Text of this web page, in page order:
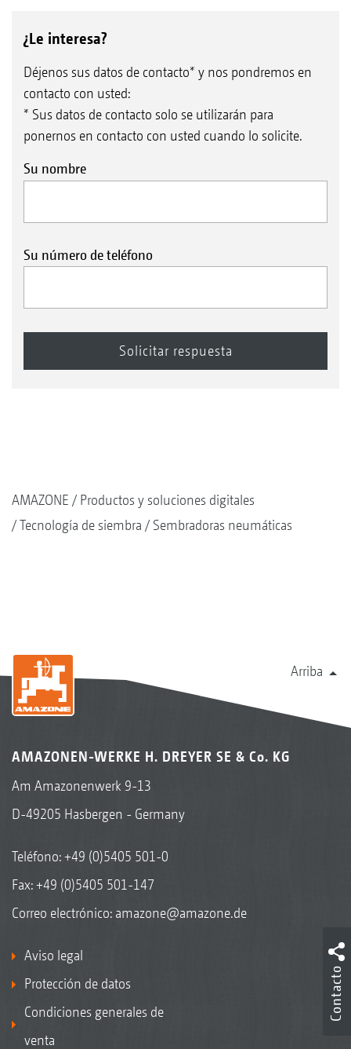
¿Le interesa?
Déjenos sus datos de contacto* y nos pondremos en
contacto con usted:
* Sus datos de contacto solo se utilizarán para
ponernos en contacto con usted cuando lo solicite.
Su nombre
Su número de teléfono
AMAZONE
Productos y soluciones digitales
Tecnología de siembra
Sembradoras neumáticas
Arriba
AMAZONEN-WERKE H. DREYER SE & Co. KG
Am Amazonenwerk 9-13
D-49205 Hasbergen - Germany
Teléfono:+49 (0)5405 501-0
Fax: +49 (0)5405 501-147
Correo electrónico: amazone@amazone.de
Aviso legal
Protección de datos
Condiciones generales de
venta
Contacto